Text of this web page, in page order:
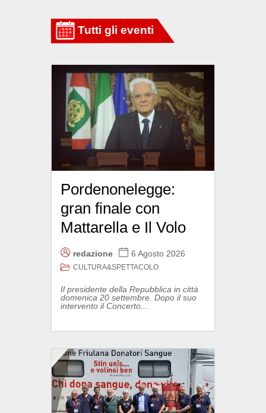
Pordenonelegge:
gran finale con
Mattarella e Il Volo
redazione 6 Agosto 2026
CULTURA&SPETTACOLO
Il presidente della Repubblica in città
domenica 20 settembre. Dopo il suo
intervento il Concerto...